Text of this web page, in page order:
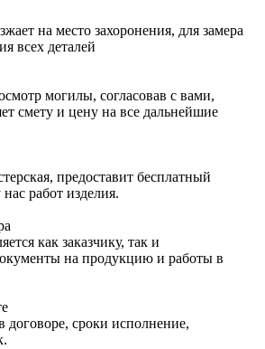
на место захоронения, для замера
всех деталей
могилы, согласовав с вами,
смету и цену на все дальнейшие
предоставит бесплатный
работ изделия.
как заказчику, так и
на продукцию и работы в
договоре, сроки исполнение,